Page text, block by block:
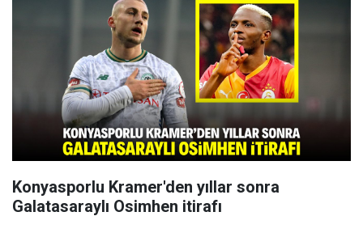
Konyasporlu Kramer'den yıllar sonra
Galatasaraylı Osimhen itirafı